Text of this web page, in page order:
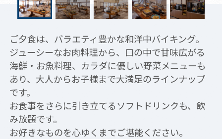
ご夕食は、バラエティ豊かな和洋中バイキング。
ジューシーなお肉料理から、口の中で甘味広がる
海鮮・お魚料理、カラダに優しい野菜メニューも
あり、大人からお子様まで大満足のラインナップ
です。
お食事をさらに引き立てるソフトドリンクも、飲
み放題です。
お好きなものを心ゆくまでご堪能ください。